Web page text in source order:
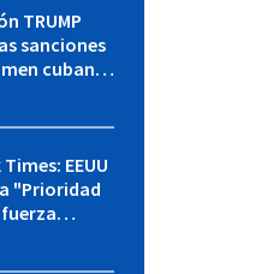
TRUMP
sanciones
cubano:
EEUU
"Prioridad